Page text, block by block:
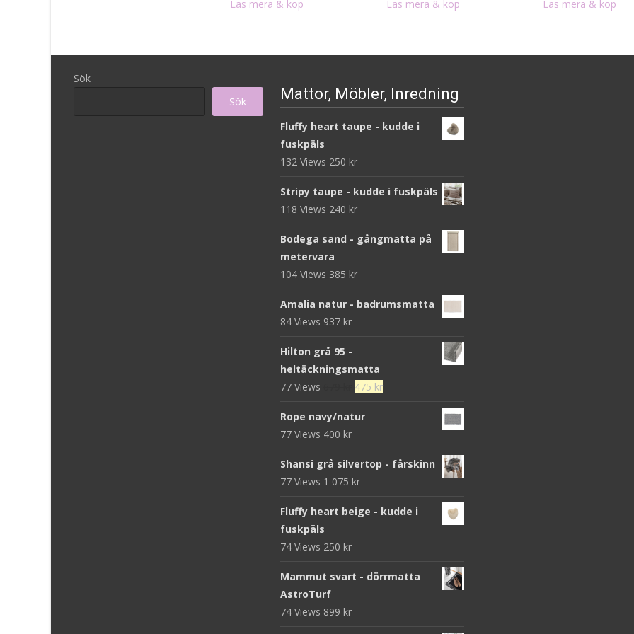
Läs mera & köp Läs mera & köp Läs mera & köp
Sök
Sök
Mattor, Möbler, Inredning
Fluffy heart taupe - kudde i
fuskpäls
132 Views 250 kr
Stripy taupe - kudde i fuskpäls
118 Views 240 kr
Bodega sand - gångmatta på
metervara
104 Views 385 kr
Amalia natur - badrumsmatta
84 Views 937 kr
Hilton grå 95 -
heltäckningsmatta
77 Views
Det
priset
475 krDet
475 kr.
Rope navy/natur
77 Views 400 kr
Shansi grå silvertop - fårskinn
77 Views 1 075 kr
Fluffy heart beige - kudde i
fuskpäls
74 Views 250 kr
Mammut svart - dörrmatta
AstroTurf
74 Views 899 kr